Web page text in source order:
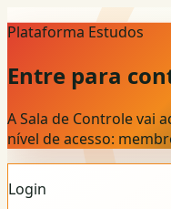
Plataforma Estudos
Entre para
A Sala de Controle vai
nível de acesso:
Login